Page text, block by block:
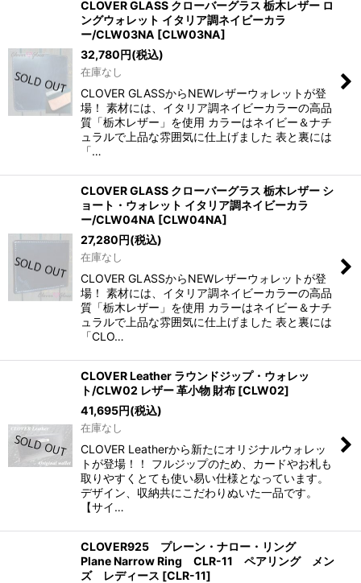
CLOVER GLASS クローバーグラス 栃木レザー ロ
ングウォレット イタリア調ネイビーカラ
ー/CLW03NA [CLW03NA]
32,780円(税込)
在庫なし
CLOVER GLASSからNEWレザーウォレットが登
場！ 素材には、イタリア調ネイビーカラーの高品
質「栃木レザー」を使用 カラーはネイビー＆ナチ
ュラルで上品な雰囲気に仕上げました 表と裏には
「…
CLOVER GLASS クローバーグラス 栃木レザー シ
ョート・ウォレット イタリア調ネイビーカラ
ー/CLW04NA [CLW04NA]
27,280円(税込)
在庫なし
CLOVER GLASSからNEWレザーウォレットが登
場！ 素材には、イタリア調ネイビーカラーの高品
質「栃木レザー」を使用 カラーはネイビー＆ナチ
ュラルで上品な雰囲気に仕上げました 表と裏には
「CLO…
CLOVER Leather ラウンドジップ・ウォレッ
ト/CLW02 レザー 革小物 財布 [CLW02]
41,695円(税込)
在庫なし
CLOVER Leatherから新たにオリジナルウォレッ
トが登場！！ フルジップのため、カードやお札も
取りやすくとても使い易い仕様となっています。
デザイン、収納共にこだわりぬいた一品です。
【サイ…
CLOVER925 プレーン・ナロー・リング
Plane Narrow Ring CLR-11 ペアリング メン
ズ レディース [CLR-11]